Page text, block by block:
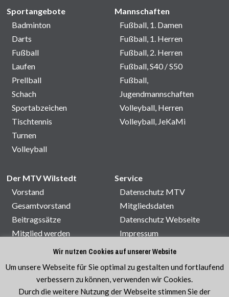
Sportangebote
Badminton
Darts
Fußball
Laufen
Prellball
Schach
Sportabzeichen
Tischtennis
Turnen
Volleyball
Mannschaften
Fußball, 1. Damen
Fußball, 1. Herren
Fußball, 2. Herren
Fußball, S40 / S50
Fußball,
Jugendmannschaften
Volleyball, Herren
Volleyball, JeKaMi
Der MTV Wilstedt
Vorstand
Gesamtvorstand
Beitragssätze
Mitglied werden
Veranstaltungen
Service
Datenschutz MTV
Mitgliedsdaten
Datenschutz Webseite
Impressum
Kontakt
Wir nutzen Cookies auf unserer Website
Um unsere Webseite für Sie optimal zu gestalten und fortlaufend
verbessern zu können, verwenden wir Cookies.
Durch die weitere Nutzung der Webseite stimmen Sie der